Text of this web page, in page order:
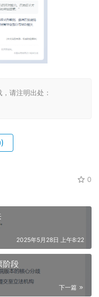
请注明出处：
0
2025年5月28日 上午8:22
阶段
下一篇